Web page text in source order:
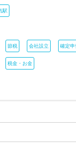
駅
節税 会社設立 確定申
税金・お金